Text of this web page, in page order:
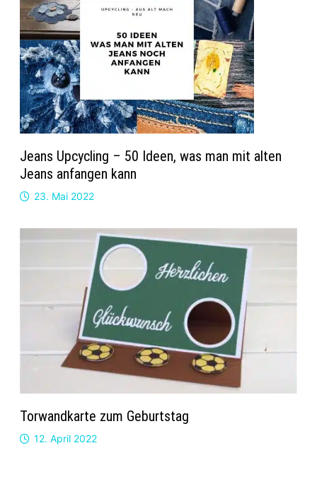
Jeans Upcycling – 50 Ideen, was man mit alten
Jeans anfangen kann
23. Mai 2022
Torwandkarte zum Geburtstag
12. April 2022